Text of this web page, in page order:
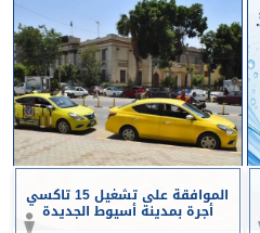
الموافقة على تشغيل 15 تاكسي
أجرة بمدينة أسيوط الجديدة